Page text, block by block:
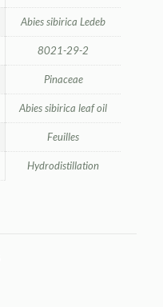
Abies sibirica Ledeb
8021-29-2
Pinaceae
Abies sibirica leaf oil
Feuilles
Hydrodistillation